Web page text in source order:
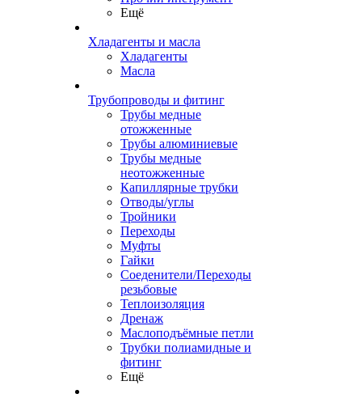
Ещё
Хладагенты и масла
Хладагенты
Масла
Трубопроводы и фитинг
Трубы медные
отожженные
Трубы алюминиевые
Трубы медные
неотожженные
Капиллярные трубки
Отводы/углы
Тройники
Переходы
Муфты
Гайки
Соеденители/Переходы
резьбовые
Теплоизоляция
Дренаж
Маслоподъёмные петли
Трубки полиамидные и
фитинг
Ещё